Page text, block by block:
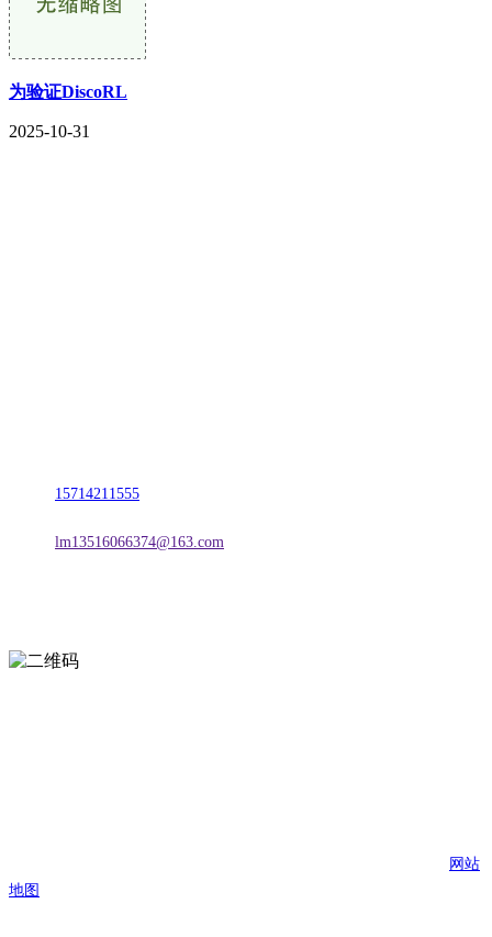
为验证DiscoRL
2025-10-31
15714211555
lm13516066374@163.com
网站
地图